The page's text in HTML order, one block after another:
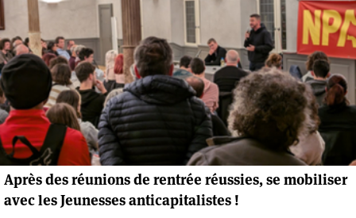
Après des réunions de rentrée réussies, se mobiliser
avec les Jeunesses anticapitalistes !